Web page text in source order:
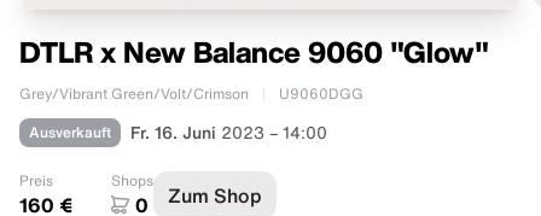
DTLR x New Balance 9060 "Glow"
Grey/Vibrant Green/Volt/Crimson U9060DGG
Ausverkauft Fr. 16. Juni 2023 – 14:00
Preis
160 €
Shops
0 Zum Shop